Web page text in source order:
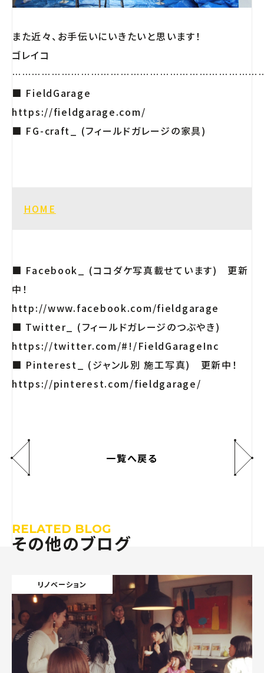
また近々、お手伝いにいきたいと思います！
ゴレイコ
■ FieldGarage
https://fieldgarage.com/
■ FG-craft_ (フィールドガレージの家具)
HOME
■ Facebook_ (ココダケ写真載せています) 更新
中！
http://www.facebook.com/fieldgarage
■ Twitter_ (フィールドガレージのつぶやき)
https://twitter.com/#!/FieldGarageInc
■ Pinterest_ (ジャンル別 施工写真) 更新中！
https://pinterest.com/fieldgarage/
一覧へ戻る
RELATED BLOG
その他のブログ
リノベーション